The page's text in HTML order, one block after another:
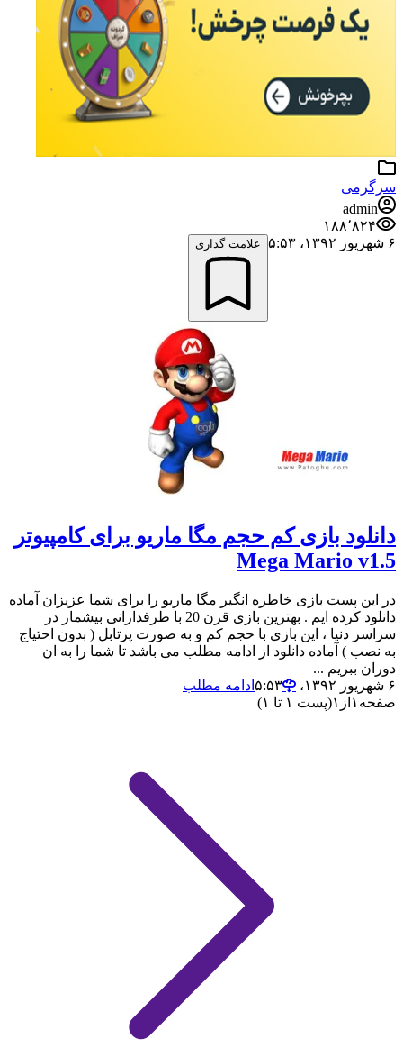
سرگرمی
admin
۱۸۸٬۸۲۴
۶ شهریور ۱۳۹۲،‏ ۵:۵۳
علامت گذاری
دانلود بازی کم حجم مگا ماریو برای کامپیوتر
Mega Mario v1.5
در این پست بازی خاطره انگیر مگا ماریو را برای شما عزیزان آماده
دانلود کرده ایم . بهترین بازی قرن 20 با طرفدارانی بیشمار در
سراسر دنیا ، این بازی با حجم کم و به صورت پرتابل ( بدون احتیاج
به نصب ) آماده دانلود از ادامه مطلب می باشد تا شما را به ان
دوران ببریم ...
۶ شهریور ۱۳۹۲،‏ ۵:۵۳
ادامه مطلب
صفحه ۱ از ۱(پست ۱ تا ۱)